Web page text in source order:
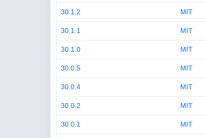
30.1.2 MIT
30.1.1 MIT
30.1.0 MIT
30.0.5 MIT
30.0.4 MIT
30.0.2 MIT
30.0.1 MIT